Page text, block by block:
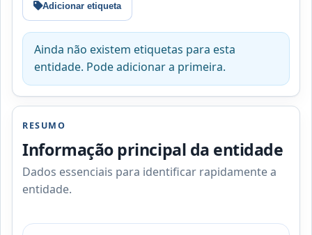
Adicionar etiqueta
Ainda não existem etiquetas para esta
entidade. Pode adicionar a primeira.
RESUMO
Informação principal da entidade
Dados essenciais para identificar rapidamente a
entidade.